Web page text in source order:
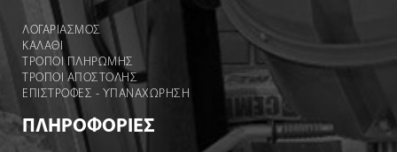
ΛΟΓΑΡΙΑΣΜΌΣ
ΚΑΛΆΘΙ
ΤΡΟΠΟΙ ΠΛΗΡΩΜΗΣ
ΤΡΟΠΟΙ ΑΠΟΣΤΟΛΉΣ
ΕΠΙΣΤΡΟΦΕΣ - ΥΠΑΝΑΧΩΡΗΣΗ
ΠΛΗΡΟΦΟΡΙΕΣ